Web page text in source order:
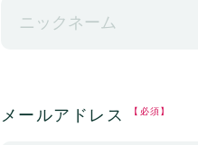
メールアドレス 【必須】